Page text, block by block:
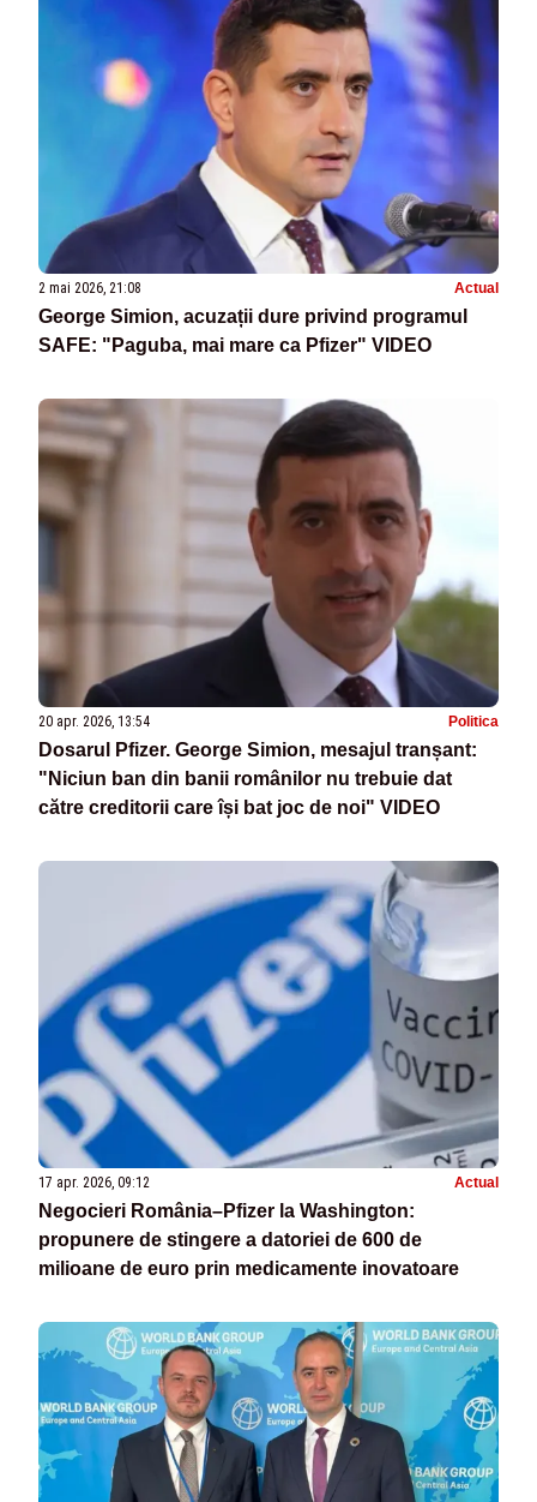
2 mai 2026, 21:08 Actual
George Simion, acuzații dure privind programul
SAFE: "Paguba, mai mare ca Pfizer" VIDEO
20 apr. 2026, 13:54 Politica
Dosarul Pfizer. George Simion, mesajul tranșant:
"Niciun ban din banii românilor nu trebuie dat
către creditorii care își bat joc de noi" VIDEO
17 apr. 2026, 09:12 Actual
Negocieri România–Pfizer la Washington:
propunere de stingere a datoriei de 600 de
milioane de euro prin medicamente inovatoare